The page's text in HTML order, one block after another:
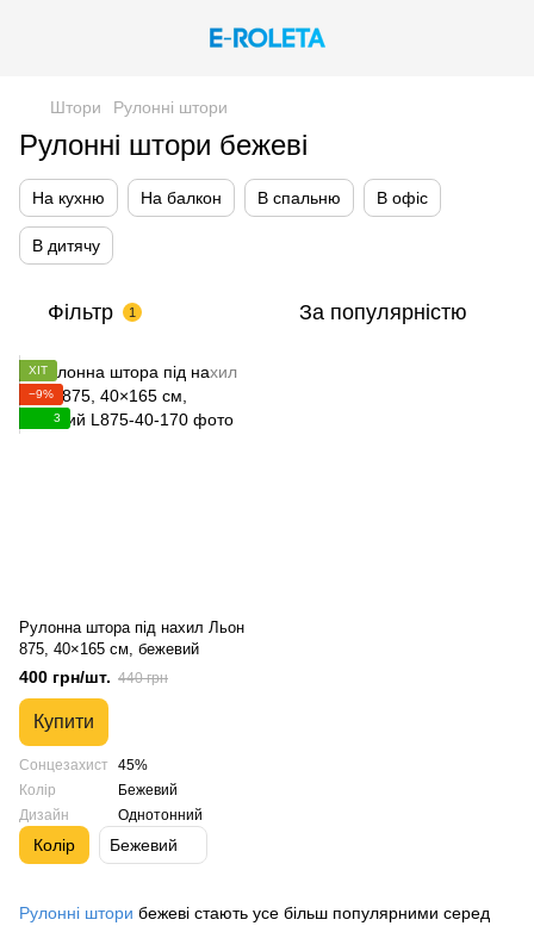
Штори Рулонні штори
Рулонні штори бежеві
На кухню На балкон В спальню В офіс
В дитячу
Фільтр 1 За популярністю
ХІТ
−9%
3
Рулонна штора під нахил Льон
875, 40×165 см, бежевий
400 грн/шт. 440 грн
Купити
Сонцезахист
45%
Колір
Бежевий
Дизайн
Однотонний
Рулонні штори бежеві стають усе більш популярними серед
Колір Бежевий